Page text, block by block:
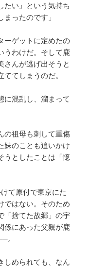
たい』という気持ち
ったのです」
ーゲットに定めたの
うわけだ。そして鹿
さんが逃げ出そうと
てしまうのだ。
に混乱し、溜まって
の祖母も刺して重傷
妹のことも追いかけ
うとしたことは「憶
て原付で東京にた
ではない。そのため
「捨てた故郷」の宇
係にあった父親が鹿
。
しめられても、なん